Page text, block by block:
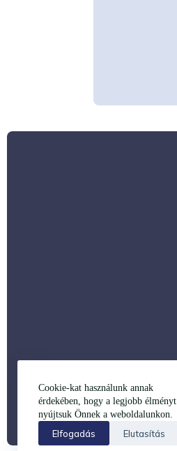
Cookie-kat használunk annak
érdekében, hogy a legjobb élményt
nyújtsuk Önnek a weboldalunkon.
Elfogadás Elutasítás